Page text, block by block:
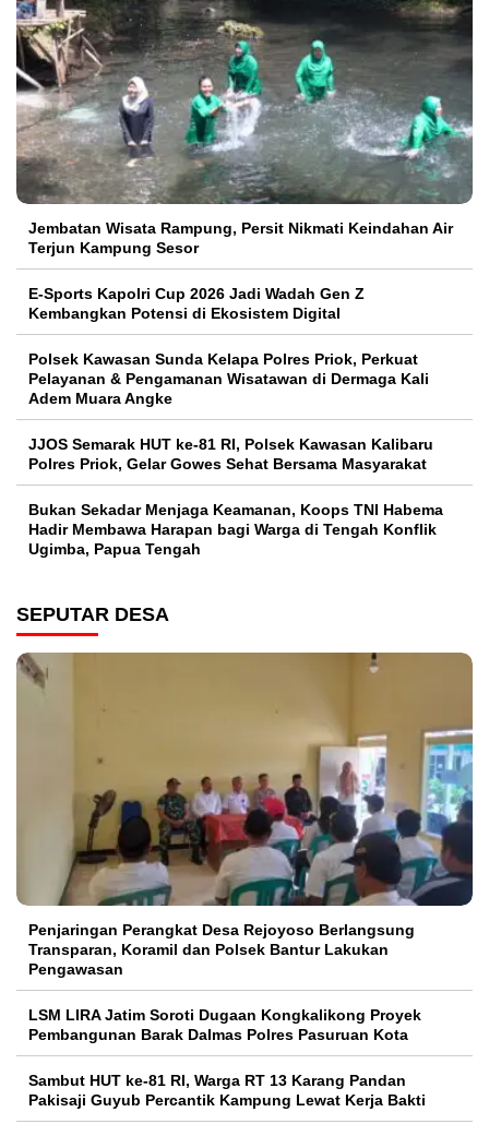
Jembatan Wisata Rampung, Persit Nikmati Keindahan Air
Terjun Kampung Sesor
E-Sports Kapolri Cup 2026 Jadi Wadah Gen Z
Kembangkan Potensi di Ekosistem Digital
Polsek Kawasan Sunda Kelapa Polres Priok, Perkuat
Pelayanan & Pengamanan Wisatawan di Dermaga Kali
Adem Muara Angke
JJOS Semarak HUT ke-81 RI, Polsek Kawasan Kalibaru
Polres Priok, Gelar Gowes Sehat Bersama Masyarakat
Bukan Sekadar Menjaga Keamanan, Koops TNI Habema
Hadir Membawa Harapan bagi Warga di Tengah Konflik
Ugimba, Papua Tengah
SEPUTAR DESA
Penjaringan Perangkat Desa Rejoyoso Berlangsung
Transparan, Koramil dan Polsek Bantur Lakukan
Pengawasan
LSM LIRA Jatim Soroti Dugaan Kongkalikong Proyek
Pembangunan Barak Dalmas Polres Pasuruan Kota
Sambut HUT ke-81 RI, Warga RT 13 Karang Pandan
Pakisaji Guyub Percantik Kampung Lewat Kerja Bakti